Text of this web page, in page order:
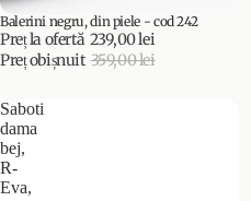
PROMOȚIE
Balerini negru, din piele - cod 242
Preț la ofertă 239,00 lei
Preț obișnuit 359,00 lei
Saboti
dama
bej,
R-
Eva,